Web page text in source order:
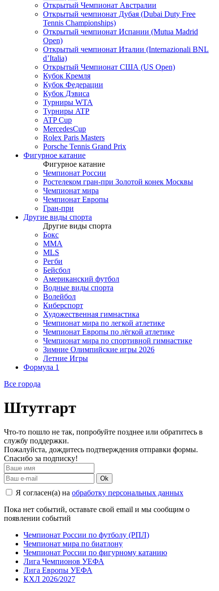
Открытый Чемпионат Австралии
Открытый чемпионат Дубая (Dubai Duty Free
Tennis Championships)
Открытый чемпионат Испании (Mutua Madrid
Open)
Открытый чемпионат Италии (Internazionali BNL
d’Italia)
Открытый Чемпионат США (US Open)
Кубок Кремля
Кубок Федерации
Кубок Дэвиса
Турниры WTA
Турниры ATP
ATP Cup
MercedesCup
Rolex Paris Masters
Porsche Tennis Grand Prix
Фигурное катание
Фигурное катание
Чемпионат России
Ростелеком гран-при Золотой конек Москвы
Чемпионат мира
Чемпионат Европы
Гран-при
Другие виды спорта
Другие виды спорта
Бокс
MMA
MLS
Регби
Бейсбол
Американский футбол
Водные виды спорта
Волейбол
Киберспорт
Художественная гимнастика
Чемпионат мира по легкой атлетике
Чемпионат Европы по лёгкой атлетике
Чемпионат мира по спортивной гимнастике
Зимние Олимпийские игры 2026
Летние Игры
Формула 1
Все города
Штутгарт
Что-то пошло не так, попробуйте позднее или обратитесь в
службу поддержки.
Пожалуйста, дождитесь подтверждения отправки формы.
Спасибо за подписку!
Ok
Я согласен(а) на обработку персональных данных
Пока нет событий, оставьте свой email и мы сообщим о
появлении событий
Чемпионат России по футболу (РПЛ)
Чемпионат мира по биатлону
Чемпионат России по фигурному катанию
Лига Чемпионов УЕФА
Лига Европы УЕФА
КХЛ 2026/2027